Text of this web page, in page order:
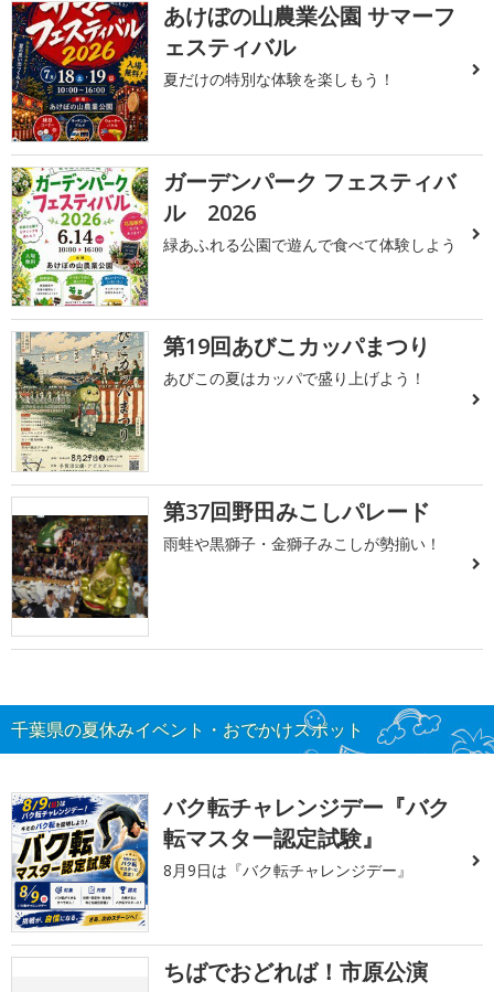
あけぼの山農業公園 サマーフ
ェスティバル
夏だけの特別な体験を楽しもう！
ガーデンパーク フェスティバ
ル 2026
緑あふれる公園で遊んで食べて体験しよう
第19回あびこカッパまつり
あびこの夏はカッパで盛り上げよう！
第37回野田みこしパレード
雨蛙や黒獅子・金獅子みこしが勢揃い！
千葉県の夏休みイベント・おでかけスポット
バク転チャレンジデー『バク
転マスター認定試験』
8月9日は『バク転チャレンジデー』
ちばでおどれば！市原公演